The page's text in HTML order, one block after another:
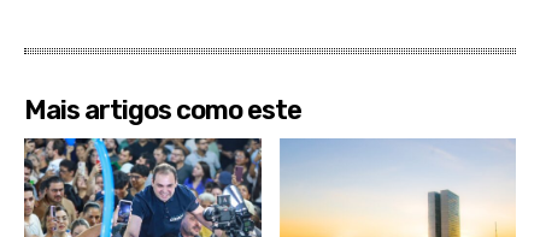
Mais artigos como este